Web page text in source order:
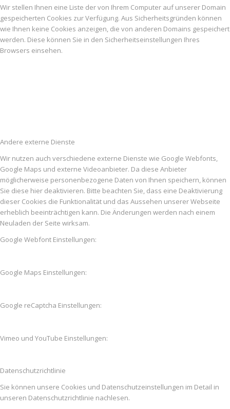
Wir stellen Ihnen eine Liste der von Ihrem Computer auf unserer Domain
gespeicherten Cookies zur Verfügung. Aus Sicherheitsgründen können
wie Ihnen keine Cookies anzeigen, die von anderen Domains gespeichert
werden. Diese können Sie in den Sicherheitseinstellungen Ihres
Browsers einsehen.
Andere externe Dienste
Wir nutzen auch verschiedene externe Dienste wie Google Webfonts,
Google Maps und externe Videoanbieter. Da diese Anbieter
möglicherweise personenbezogene Daten von Ihnen speichern, können
Sie diese hier deaktivieren. Bitte beachten Sie, dass eine Deaktivierung
dieser Cookies die Funktionalität und das Aussehen unserer Webseite
erheblich beeinträchtigen kann. Die Änderungen werden nach einem
Neuladen der Seite wirksam.
Google Webfont Einstellungen:
Google Maps Einstellungen:
Google reCaptcha Einstellungen:
Vimeo und YouTube Einstellungen:
Datenschutzrichtlinie
Sie können unsere Cookies und Datenschutzeinstellungen im Detail in
unseren Datenschutzrichtlinie nachlesen.